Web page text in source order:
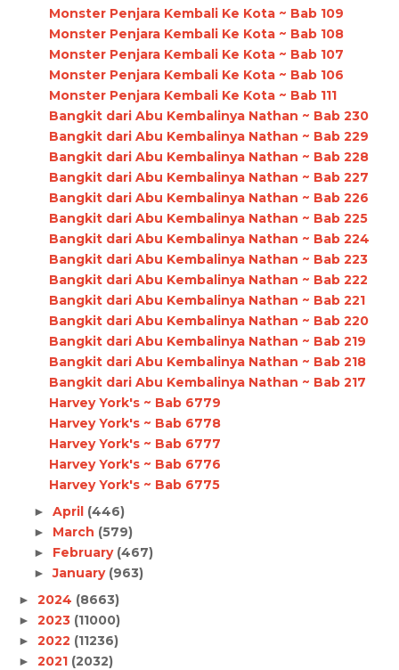
Monster Penjara Kembali Ke Kota ~ Bab 109
Monster Penjara Kembali Ke Kota ~ Bab 108
Monster Penjara Kembali Ke Kota ~ Bab 107
Monster Penjara Kembali Ke Kota ~ Bab 106
Monster Penjara Kembali Ke Kota ~ Bab 111
Bangkit dari Abu Kembalinya Nathan ~ Bab 230
Bangkit dari Abu Kembalinya Nathan ~ Bab 229
Bangkit dari Abu Kembalinya Nathan ~ Bab 228
Bangkit dari Abu Kembalinya Nathan ~ Bab 227
Bangkit dari Abu Kembalinya Nathan ~ Bab 226
Bangkit dari Abu Kembalinya Nathan ~ Bab 225
Bangkit dari Abu Kembalinya Nathan ~ Bab 224
Bangkit dari Abu Kembalinya Nathan ~ Bab 223
Bangkit dari Abu Kembalinya Nathan ~ Bab 222
Bangkit dari Abu Kembalinya Nathan ~ Bab 221
Bangkit dari Abu Kembalinya Nathan ~ Bab 220
Bangkit dari Abu Kembalinya Nathan ~ Bab 219
Bangkit dari Abu Kembalinya Nathan ~ Bab 218
Bangkit dari Abu Kembalinya Nathan ~ Bab 217
Harvey York's ~ Bab 6779
Harvey York's ~ Bab 6778
Harvey York's ~ Bab 6777
Harvey York's ~ Bab 6776
Harvey York's ~ Bab 6775
► April (446)
► March (579)
► February (467)
►January (963)
► 2024 (8663)
► 2023 (11000)
► 2022 (11236)
► 2021 (2032)